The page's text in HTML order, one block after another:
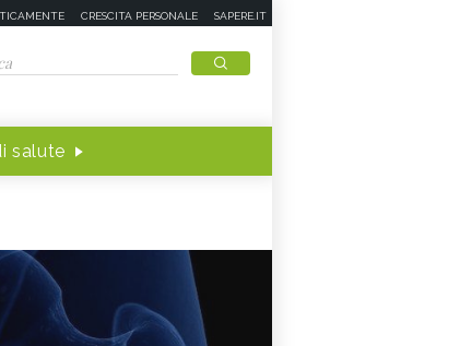
CRESCITA PERSONALE SAPERE.IT
salute